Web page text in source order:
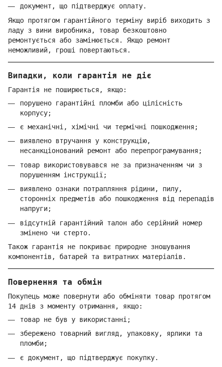
документ, що підтверджує оплату.
Якщо протягом гарантійного терміну виріб виходить з
ладу з вини виробника, товар безкоштовно
ремонтується або замінюється. Якщо ремонт
неможливий, гроші повертаються.
Випадки, коли гарантія не діє
Гарантія не поширюється, якщо:
порушено гарантійні пломби або цілісність
корпусу;
є механічні, хімічні чи термічні пошкодження;
виявлено втручання у конструкцію,
несанкціонований ремонт або перепрограмування;
товар використовувався не за призначенням чи з
порушенням інструкції;
виявлено ознаки потрапляння рідини, пилу,
сторонніх предметів або пошкодження від перепадів
напруги;
відсутній гарантійний талон або серійний номер
змінено чи стерто.
Також гарантія не покриває природне зношування
компонентів, батарей та витратних матеріалів.
Повернення та обмін
Покупець може повернути або обміняти товар протягом
14 днів з моменту отримання, якщо:
товар не був у використанні;
збережено товарний вигляд, упаковку, ярлики та
пломби;
є документ, що підтверджує покупку.